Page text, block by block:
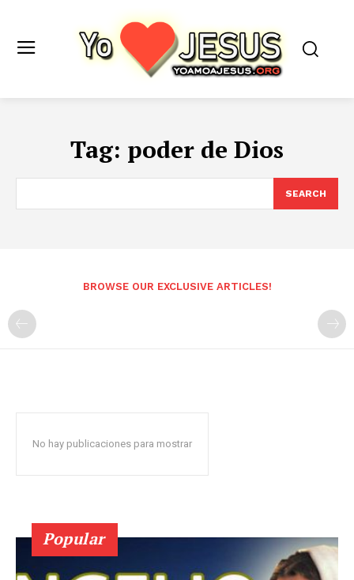
Tag: poder de Dios
SEARCH
BROWSE OUR EXCLUSIVE ARTICLES!
No hay publicaciones para mostrar
Popular